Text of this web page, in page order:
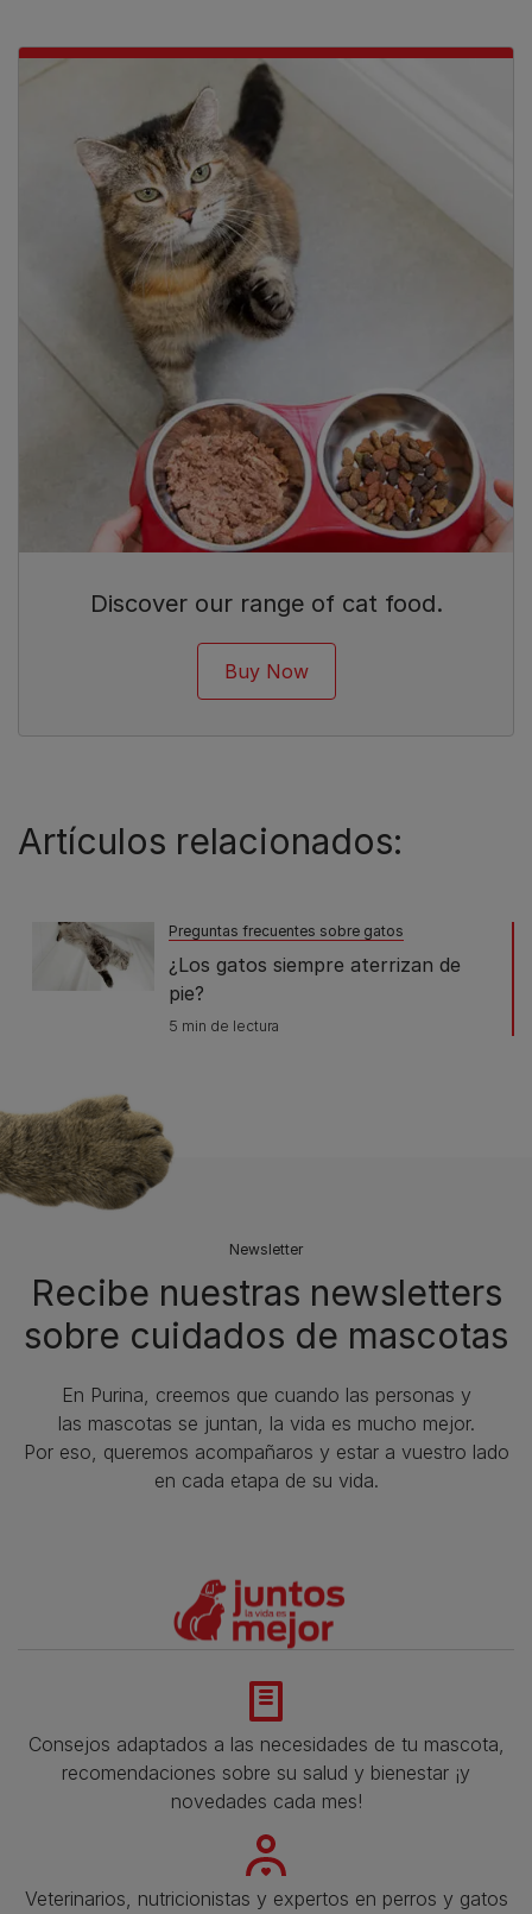
Discover our range of cat food.
Buy Now
Artículos relacionados:
Preguntas frecuentes sobre gatos
¿Los gatos siempre aterrizan de
pie?
5 min de lectura
Newsletter
Recibe nuestras newsletters
sobre cuidados de mascotas​
En Purina, creemos que cuando las personas y
las mascotas se juntan, la vida es mucho mejor.
Por eso, queremos acompañaros y estar a vuestro lado
en cada etapa de su vida.​
Consejos adaptados a las necesidades de tu mascota,
recomendaciones sobre su salud y bienestar ¡y
novedades cada mes!
Veterinarios, nutricionistas y expertos en perros y gatos